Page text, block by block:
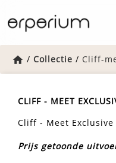
Home
/ Collectie / Cliff-
CLIFF - MEET
Cliff - Meet Exclusive
Prijs getoonde